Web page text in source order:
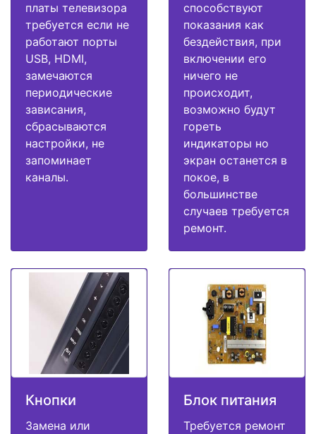
платы телевизора
требуется если не
работают порты
USB, HDMI,
замечаются
периодические
зависания,
сбрасываются
настройки, не
запоминает
каналы.
способствуют
показания как
бездействия, при
включении его
ничего не
происходит,
возможно будут
гореть
индикаторы но
экран останется в
покое, в
большинстве
случаев требуется
ремонт.
Кнопки
Замена или
Блок питания
Требуется ремонт